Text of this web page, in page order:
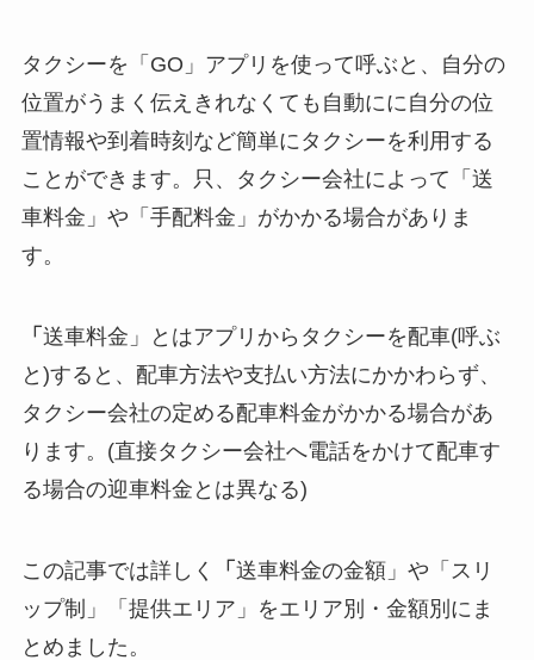
タクシーを「GO」アプリを使って呼ぶと、自分の
位置がうまく伝えきれなくても自動にに自分の位
置情報や到着時刻など簡単にタクシーを利用する
ことができます。只、タクシー会社によって「送
車料金」や「手配料金」がかかる場合がありま
す。
「 送車料金」とはアプリからタクシーを配車(呼ぶ
と)すると、配車方法や支払い方法にかかわらず、
タクシー会社の定める配車料金がかかる場合があ
ります。(直接タクシー会社へ電話をかけて配車す
る場合の迎車料金とは異なる)
この記事では詳しく 「 送車料金の金額」や「スリ
ップ制」「提供エリア」をエリア別・金額別にま
とめました。